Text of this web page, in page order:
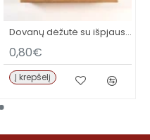
Dovanų dėžutė su išpjaustytu simboliu
0,80€
Į krepšelį